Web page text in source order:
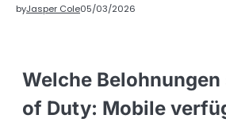
byJasper Cole05/03/2026
Welche Belohnungen
of Duty: Mobile